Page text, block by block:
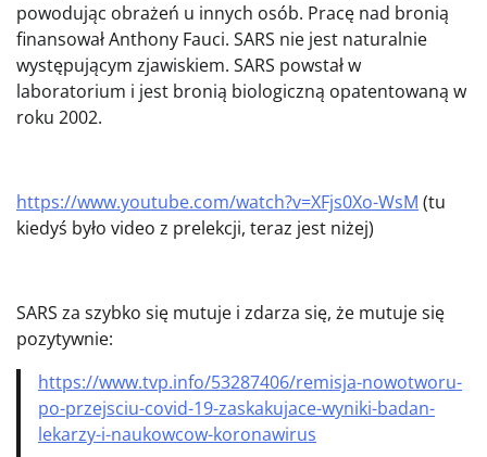
powodując obrażeń u innych osób. Pracę nad bronią
finansował Anthony Fauci. SARS nie jest naturalnie
występującym zjawiskiem. SARS powstał w
laboratorium i jest bronią biologiczną opatentowaną w
roku 2002.
https://www.youtube.com/watch?v=XFjs0Xo-WsM (tu
kiedyś było video z prelekcji, teraz jest niżej)
SARS za szybko się mutuje i zdarza się, że mutuje się
pozytywnie:
https://www.tvp.info/53287406/remisja-nowotworu-
po-przejsciu-covid-19-zaskakujace-wyniki-badan-
lekarzy-i-naukowcow-koronawirus